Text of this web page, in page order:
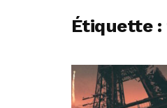
Étiquette :